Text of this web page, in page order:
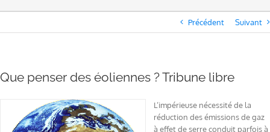
Précédent Suivant
Que penser des éoliennes ? Tribune libre
L’impérieuse nécessité de la
réduction des émissions de gaz
à effet de serre conduit parfois à